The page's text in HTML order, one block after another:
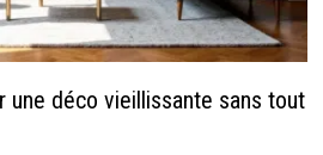
une déco vieillissante sans tout